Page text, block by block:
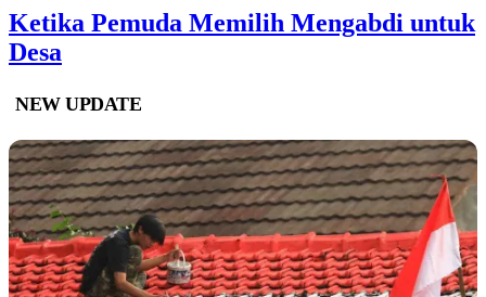
Ketika Pemuda Memilih Mengabdi untuk
Desa
NEW UPDATE